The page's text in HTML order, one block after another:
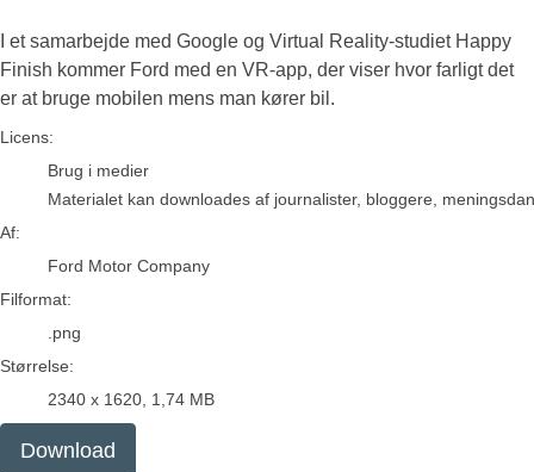
I et samarbejde med Google og Virtual Reality-studiet Happy
Finish kommer Ford med en VR-app, der viser hvor farligt det
er at bruge mobilen mens man kører bil.
Ford Motor Company
Licens:
Brug i medier
Materialet kan downloades af journalister, bloggere,
Af:
Ford Motor Company
Filformat:
.png
Størrelse:
2340 x 1620, 1,74 MB
Download